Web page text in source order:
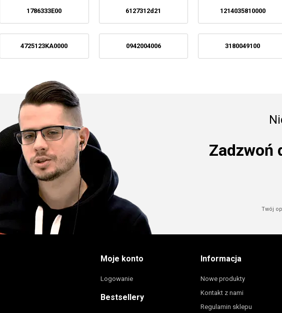
1786333E00 6127312d21 1214035810000
4725123KA0000 0942004006 3180049100
Zadzwoń
Twój
Moje konto
Logowanie
Bestsellery
Informacja
Nowe produkty
Kontakt z nami
Regulamin sklepu